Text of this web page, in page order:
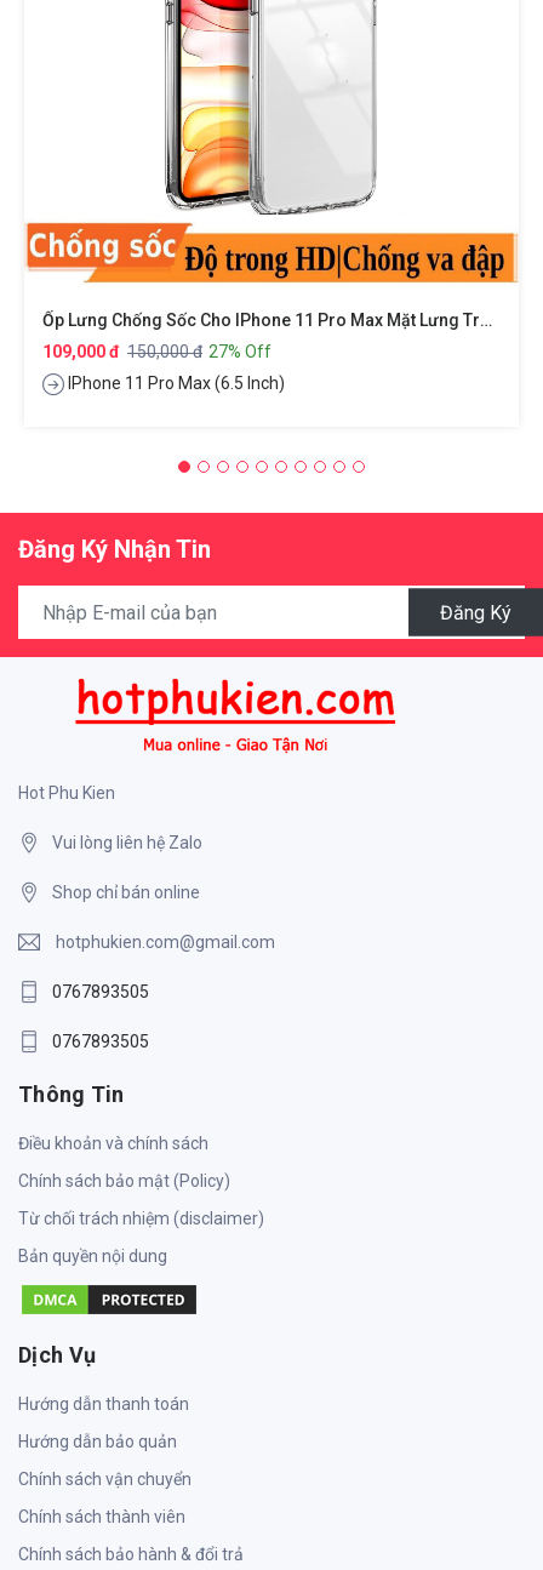
Ốp Lưng Chống Sốc Cho IPhone 11 Pro Max Mặt Lưng Trong Suốt Siêu Mỏng Hiệu X-Level Sparkling Series
109,000 đ 150,000 đ 27% Off
IPhone 11 Pro Max (6.5 Inch)
Đăng Ký Nhận Tin
Đăng Ký
Hot Phu Kien
Vui lòng liên hệ Zalo
Shop chỉ bán online
hotphukien.com@gmail.com
0767893505
0767893505
Thông Tin
Điều khoản và chính sách
Chính sách bảo mật (Policy)
Từ chối trách nhiệm (disclaimer)
Bản quyền nội dung
Dịch Vụ
Hướng dẫn thanh toán
Hướng dẫn bảo quản
Chính sách vận chuyển
Chính sách thành viên
Chính sách bảo hành & đổi trả